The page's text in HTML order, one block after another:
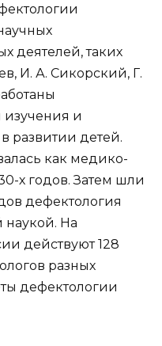
деятелей, таких
И. А. Сикорский, Г.
и
развитии детей.
как медико-
х годов. Затем шли
дефектология
наукой. На
действуют 128
разных
дефектологии